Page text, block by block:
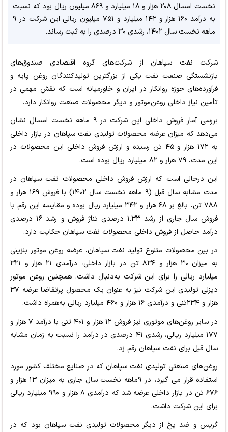
نخست امسال ۲۰۸ هزار و ۱۸ میلیارد و ۸۶۹ میلیون ریال بود که نسبت
به درآمد ۱۶۰ هزار و ۱۴۲ میلیارد و ۷۵۱ میلیون ریالی این شرکت در ۹
ماهه نخست سال ۱۴۰۲، رشدی ۳۰ درصدی را به ثبت رساند.
شرکت نفت سپاهان از شرکت‌های گروه اقتصادی صندوق‌های
بازنشستگی صنعت نفت یکی از بزرگترین تولیدکنندگان روغن پایه و
فرآورده‌های حوزه روانکار در ایران و خاورمیانه است که نقش مهمی در
تأمین نیاز داخلی روغن‌موتور و دیگر محصولات صنعت روانکار دارد.
بررسی آمار فروش داخلی این شرکت در ۹ ماهه نخست امسال نشان
می‌دهد که میزان عرضه محصولات تولیدی نفت سپاهان در بازار داخلی
به ۱۷۲ هزار و ۴۵ تن رسیده و ارزش فروش داخلی این محصولات در
این مدت، ۷۹ هزار و ۸۲ میلیارد ریال بوده است.
این درحالی است که ارزش فروش داخلی محصولات نفت سپاهان در
مدت مشابه سال قبل (۹ ماهه نخست سال ۱۴۰۲) با فروش ۱۶۹ هزار و
۷۸۸ تن، بالغ بر ۶۸ هزار و ۳۴۲ میلیارد ریال بوده و مقایسه این رقم با
فروش سال جاری از رشد ۱.۳۳ درصدی تناژ فروش و رشد ۱۶ درصدی
درآمد حاصل از فروش داخلی محصولات نفت سپاهان حکایت دارد.
در بین محصولات متنوع تولید نفت سپاهان، عرضه روغن موتور بنزینی
به میزان ۳۰ هزار و ۸۳۶ تن در بازار داخلی، درآمدی ۲۱ هزار و ۳۲۱
میلیارد ریالی را برای این شرکت به‌دنبال داشت. همچنین روغن موتور
دیزلی تولیدی این شرکت نیز به عنوان یک محصول پرتقاضا عرضه ۳۷
هزار و ۲۳۴تنی و درآمدی ۱۶ هزار و ۴۶۰ میلیارد ریالی به‌همراه داشت.
در سایر روغن‌های موتوری نیز فروش ۱۲ هزار و ۴۰۱ تنی با درآمد ۷ هزار و
۱۷۷ میلیارد ریالی، رشدی ۴۱ درصدی در درآمد را نسبت به زمان مشابه
سال قبل برای نفت سپاهان رقم زد.
روغن‌های صنعتی تولیدی نفت سپاهان که در صنایع مختلف کشور مورد
استفاده قرار می گیرد، در ۹ماهه نخست سال جاری به میزان ۱۳ هزار و
۶۷۶ تن در بازار داخلی عرضه شد که درآمدی ۸ هزار و ۹۹۰ میلیارد ریالی
برای این شرکت داشت.
گریس و ضد یخ از دیگر محصولات تولیدی نفت سپاهان بود که در